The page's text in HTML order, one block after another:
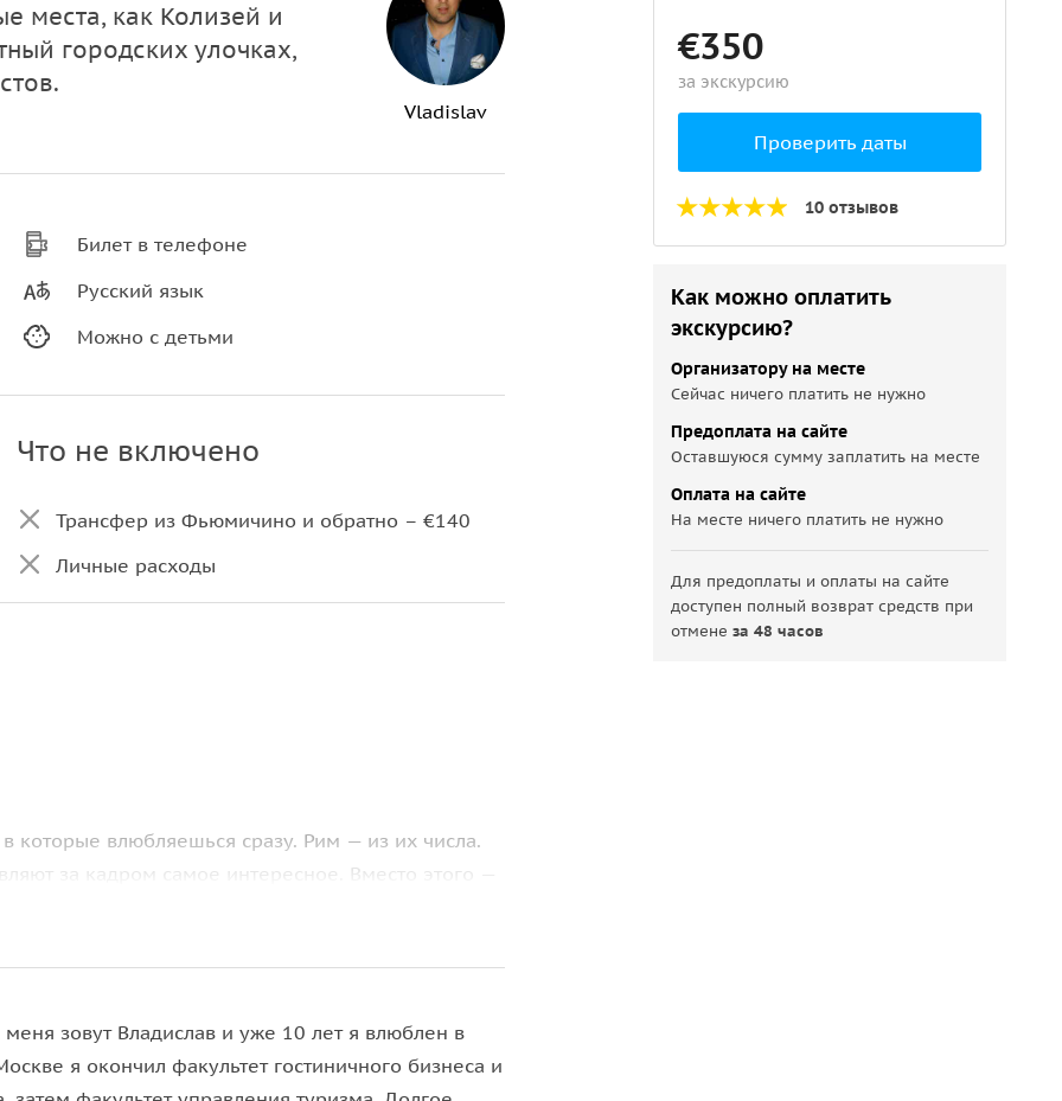
места, как Колизей и
городских улочках,
Vladislav
Билет в телефоне
Русский язык
Можно с детьми
Что не включено
Трансфер из Фьюмичино и обратно – €140
Личные расходы
которые влюбляешься сразу. Рим — из их числа.
за кадром самое интересное. Вместо этого —
спешки и без скучных фактов. На машине мы
любой момент, выйти, сфотографировать и
меня зовут Владислав и уже 10 лет я влюблен в
я окончил факультет гостиничного бизнеса и
€350
за экскурсию
Проверить даты
10 отзывов
Как можно оплатить
экскурсию?
Организатору на месте
Сейчас ничего платить не нужно
Предоплата на сайте
Оставшуюся сумму заплатить на месте
Оплата на сайте
На месте ничего платить не нужно
Для предоплаты и оплаты на сайте
доступен полный возврат средств при
отменеза 48 часов